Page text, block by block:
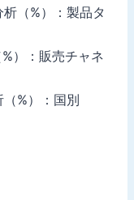
（%）：製品タ
）：販売チャネ
%）：国別